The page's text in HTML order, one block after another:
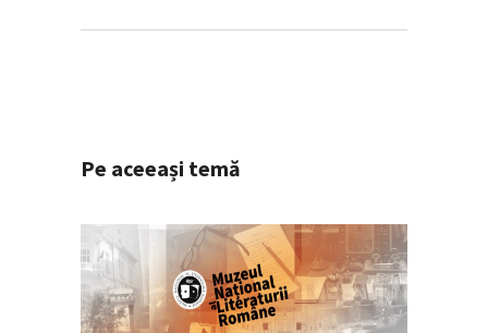
Pe aceeași temă